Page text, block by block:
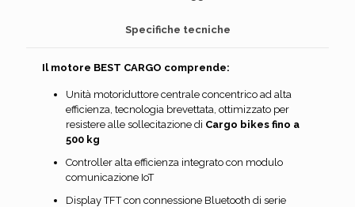
Specifiche tecniche
Il motore BEST CARGO comprende:
Unità motoriduttore centrale concentrico ad alta
efficienza, tecnologia brevettata, ottimizzato per
resistere alle sollecitazione di Cargo bikes fino a
500 kg
Controller alta efficienza integrato con modulo
comunicazione IoT
Display TFT con connessione Bluetooth di serie